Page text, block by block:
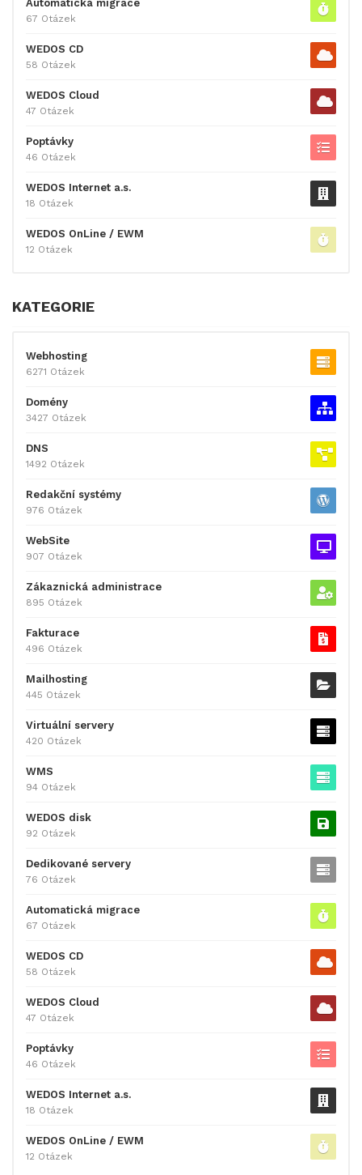
Automatická migrace
67 Otázek
WEDOS CD
58 Otázek
WEDOS Cloud
47 Otázek
Poptávky
46 Otázek
WEDOS Internet a.s.
18 Otázek
WEDOS OnLine / EWM
12 Otázek
KATEGORIE
Webhosting
6271 Otázek
Domény
3427 Otázek
DNS
1492 Otázek
Redakční systémy
976 Otázek
WebSite
907 Otázek
Zákaznická administrace
895 Otázek
Fakturace
496 Otázek
Mailhosting
445 Otázek
Virtuální servery
420 Otázek
WMS
94 Otázek
WEDOS disk
92 Otázek
Dedikované servery
76 Otázek
Automatická migrace
67 Otázek
WEDOS CD
58 Otázek
WEDOS Cloud
47 Otázek
Poptávky
46 Otázek
WEDOS Internet a.s.
18 Otázek
WEDOS OnLine / EWM
12 Otázek